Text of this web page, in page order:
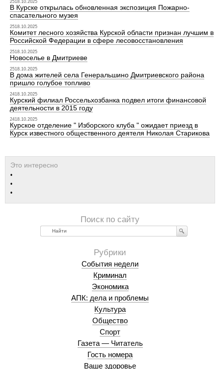
2518.10.2025
В Курске открылась обновленная экспозиция Пожарно-
спасательного музея
2518.10.2025
Комитет лесного хозяйства Курской области признан лучшим в
Российской Федерации в сфере лесовосстановления
2518.10.2025
Новоселье в Дмитриеве
2518.10.2025
В дома жителей села Генеральшино Дмитриевского района
пришло голубое топливо
2418.10.2025
Курский филиал Россельхозбанка подвел итоги финансовой
деятельности в 2015 году
2418.10.2025
Курское отделение " Изборского клуба " ожидает приезд в
Курск известного общественного деятеля Николая Старикова
Найти
События недели
Криминал
Экономика
АПК: дела и проблемы
Культура
Общество
Спорт
Газета — Читатель
Гость номера
Ваше здоровье